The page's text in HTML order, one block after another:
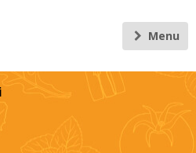
Menu